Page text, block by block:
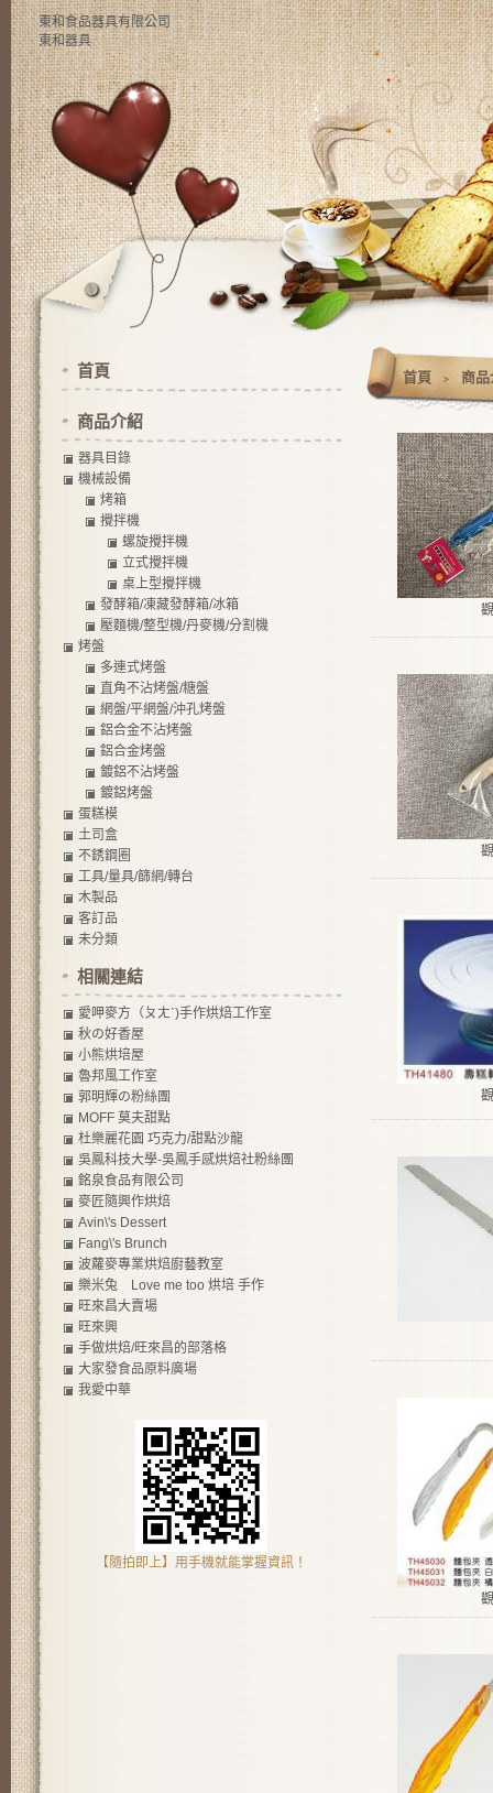
東和食品器具有限公司
東和器具
首頁 ﹥ 商
首頁
商品介紹
器具目錄
機械設備
烤箱
攪拌機
螺旋攪拌機
立式攪拌機
桌上型攪拌機
發酵箱/凍藏發酵箱/冰箱
壓麵機/整型機/丹麥機/分割機
烤盤
多連式烤盤
直角不沾烤盤/糖盤
網盤/平網盤/沖孔烤盤
鋁合金不沾烤盤
鋁合金烤盤
鍍鋁不沾烤盤
鍍鋁烤盤
蛋糕模
土司盒
不銹鋼圈
工具/量具/篩網/轉台
木製品
客訂品
未分類
相關連結
愛呷麥方（ㄆㄤˋ)手作烘焙工作室
秋の好香屋
小熊烘培屋
魯邦風工作室
郭明輝の粉絲團
MOFF 莫夫甜點
杜樂麗花園 巧克力/甜點沙龍
吳鳳科技大學-吳鳳手感烘焙社粉絲團
銘泉食品有限公司
麥匠隨興作烘焙
Avin\'s Dessert
Fang\'s Brunch
波蘿麥專業烘焙廚藝教室
樂米兔 Love me too 烘培 手作
旺來昌大賣場
旺來興
手做烘焙/旺來昌的部落格
大家發食品原料廣場
我愛中華
【隨拍即上】用手機就能掌握資訊！